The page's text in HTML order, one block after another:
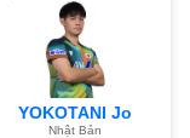
YOKOTANI Jo
Nhật Bản